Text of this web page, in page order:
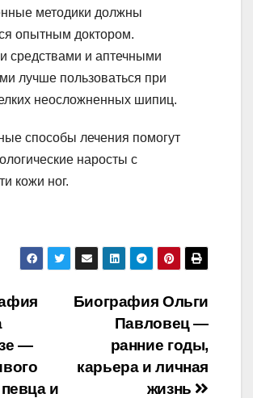
методики должны
опытным доктором.
средствами и аптечными
лучше пользоваться при
неосложненных шипиц.
способы лечения помогут
наросты с
кожи ног.
Биография Ольги
Павловец —
ранние годы,
карьера и личная
жизнь
—
и